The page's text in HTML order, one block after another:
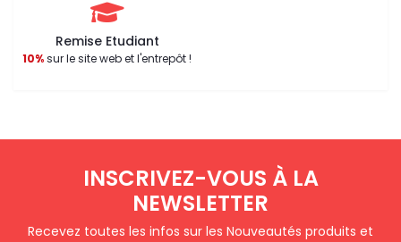
Remise Etudiant
10%sur le site web et l'entrepôt !
INSCRIVEZ-VOUS À LA
NEWSLETTER
Recevez toutes les infos sur les Nouveautés produits et